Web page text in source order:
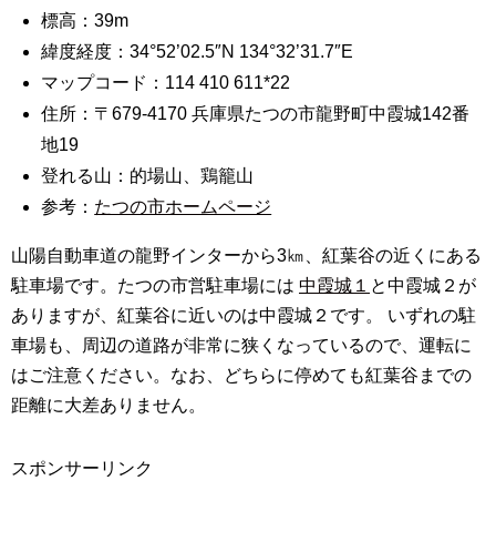
標高：39m
緯度経度：34°52’02.5″N 134°32’31.7″E
マップコード：114 410 611*22
住所：〒679-4170 兵庫県たつの市龍野町中霞城142番
地19
登れる山：的場山、鶏籠山
参考： たつの市ホームページ
山陽自動車道の龍野インターから3㎞、紅葉谷の近くにある
駐車場です。たつの市営駐車場には 中霞城１ と中霞城２が
ありますが、紅葉谷に近いのは中霞城２です。 いずれの駐
車場も、周辺の道路が非常に狭くなっているので、運転に
はご注意ください。なお、どちらに停めても紅葉谷までの
距離に大差ありません。
スポンサーリンク